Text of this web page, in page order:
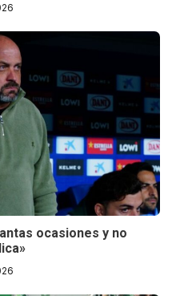
ocasiones y no